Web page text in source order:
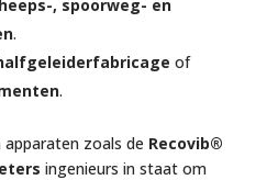
, spoorweg- en
.
of
.
zoals de Recovib®
ingenieurs in staat om